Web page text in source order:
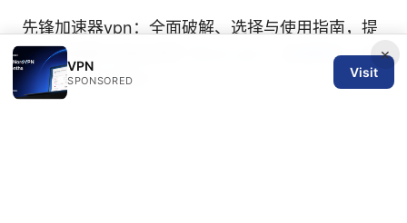
先锋加速器vpn：全面破解、选择与使用指南，提
升上网速度与隐私保护
Wind vpn：全面解析、使
用指南与实用技巧
×
VPN
SPONSORED
Visit